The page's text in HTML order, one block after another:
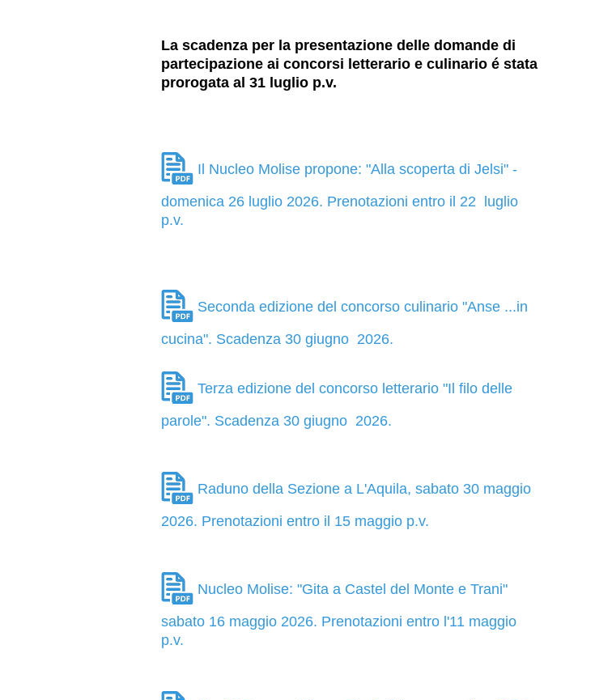
La scadenza per la presentazione delle domande di
partecipazione ai concorsi letterario e culinario é stata
prorogata al 31 luglio p.v.
Il Nucleo Molise propone: "Alla scoperta di Jelsi" -
domenica 26 luglio 2026. Prenotazioni entro il 22 luglio
p.v.
Seconda edizione del concorso culinario "Anse ...in
cucina". Scadenza 30 giugno 2026.
Terza edizione del concorso letterario "Il filo delle
parole". Scadenza 30 giugno 2026.
Raduno della Sezione a L'Aquila, sabato 30 maggio
2026. Prenotazioni entro il 15 maggio p.v.
Nucleo Molise: "Gita a Castel del Monte e Trani"
sabato 16 maggio 2026. Prenotazioni entro l'11 maggio
p.v.